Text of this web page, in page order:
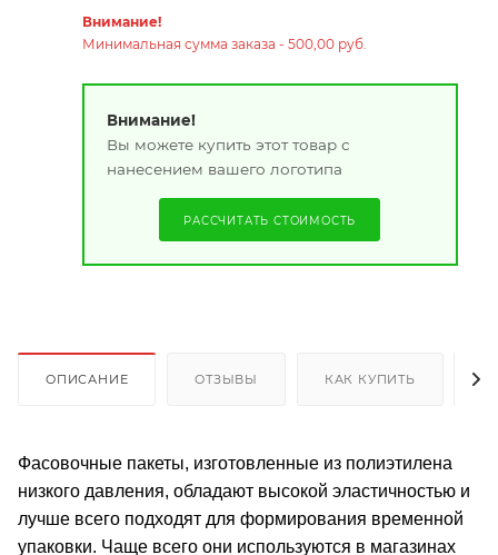
Внимание!
Минимальная сумма заказа - 500,00 руб.
Внимание!
Вы можете купить этот товар с
нанесением вашего логотипа
РАССЧИТАТЬ СТОИМОСТЬ
ОПИСАНИЕ ОТЗЫВЫ КАК КУПИТЬ
Фасовочные пакеты, изготовленные из полиэтилена
низкого давления, обладают высокой эластичностью и
лучше всего подходят для формирования временной
упаковки. Чаще всего они используются в магазинах